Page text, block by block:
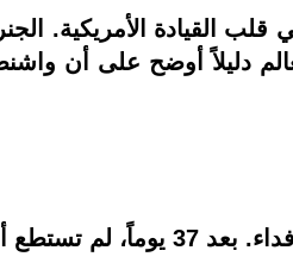
الأمريكية.
دليلاً أوضح على أن
أمريكا: